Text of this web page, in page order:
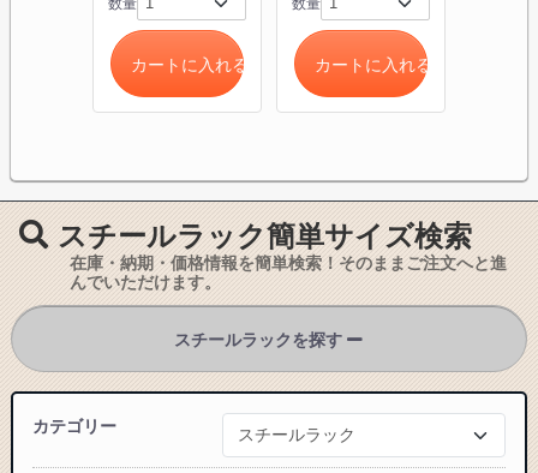
数量
カートに入れる
数量
カートに入れる
スチールラック簡単サイズ検索
在庫・納期・価格情報を簡単検索！そのままご注文へと進
んでいただけます。
スチールラックを探す
カテゴリー